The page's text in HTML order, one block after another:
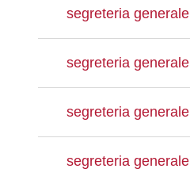
segreteria generale
segreteria generale
segreteria generale
segreteria generale